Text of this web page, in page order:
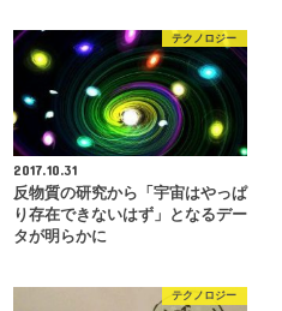
テクノロジー
2017.10.31
反物質の研究から「宇宙はやっぱ
り存在できないはず」となるデー
タが明らかに
テクノロジー